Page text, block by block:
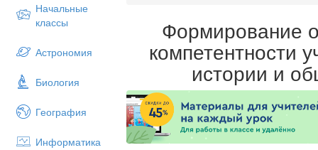
Начальные
классы
Астрономия
Биология
География
Информатика
Формирование
компетентности
истории и